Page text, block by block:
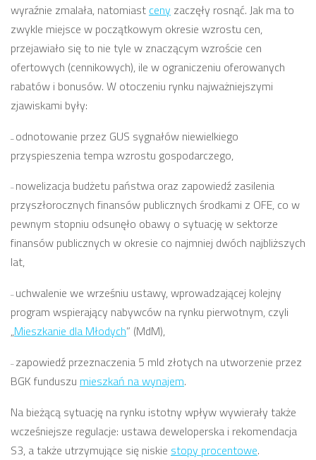
wyraźnie zmalała, natomiast ceny zaczęły rosnąć. Jak ma to
zwykle miejsce w początkowym okresie wzrostu cen,
przejawiało się to nie tyle w znaczącym wzroście cen
ofertowych (cennikowych), ile w ograniczeniu oferowanych
rabatów i bonusów. W otoczeniu rynku najważniejszymi
zjawiskami były:
– odnotowanie przez GUS sygnałów niewielkiego
przyspieszenia tempa wzrostu gospodarczego,
– nowelizacja budżetu państwa oraz zapowiedź zasilenia
przyszłorocznych finansów publicznych środkami z OFE, co w
pewnym stopniu odsunęło obawy o sytuację w sektorze
finansów publicznych w okresie co najmniej dwóch najbliższych
lat,
– uchwalenie we wrześniu ustawy, wprowadzającej kolejny
program wspierający nabywców na rynku pierwotnym, czyli
„Mieszkanie dla Młodych” (MdM),
– zapowiedź przeznaczenia 5 mld złotych na utworzenie przez
BGK funduszu mieszkań na wynajem.
Na bieżącą sytuację na rynku istotny wpływ wywierały także
wcześniejsze regulacje: ustawa deweloperska i rekomendacja
S3, a także utrzymujące się niskie stopy procentowe.